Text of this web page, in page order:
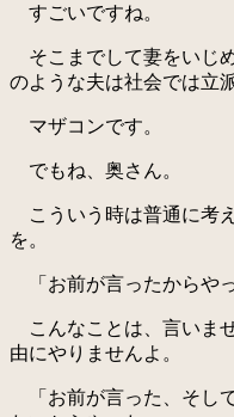
すごいですね。
そこまでして妻をいじ
のような夫は社会では立
マザコンです。
でもね、奥さん。
こういう時は普通に考
を。
「お前が言ったからや
こんなことは、言いま
由にやりませんよ。
「お前が言った、そし